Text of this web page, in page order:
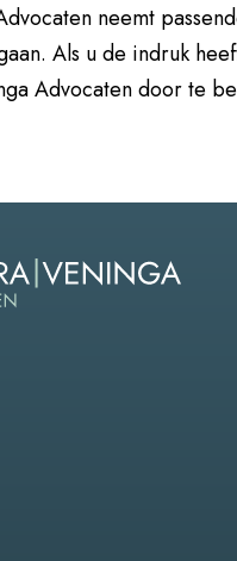
neemt
Als u de indruk
Advocaten door te